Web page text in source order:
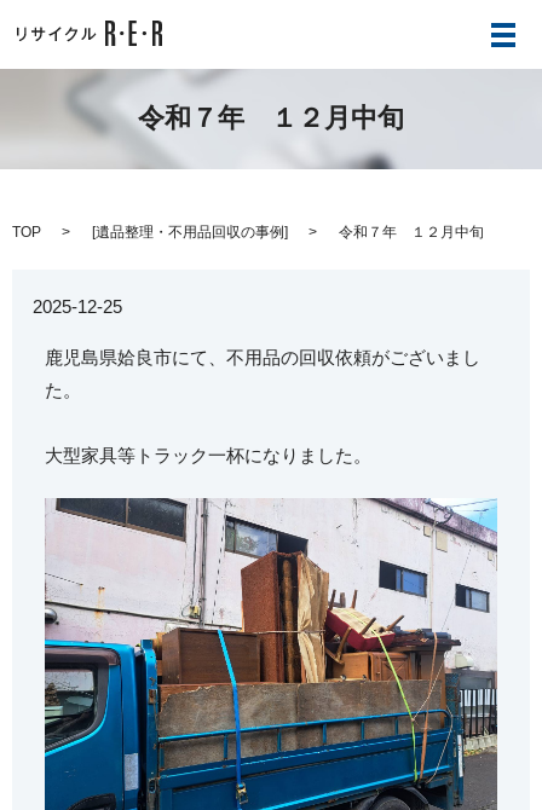
メ
令和７年 １２月中旬
TOP [遺品整理・不用品回収の事例] 令和７年 １２月中旬
2025-12-25
鹿児島県姶良市にて、不用品の回収依頼がございまし
た。
大型家具等トラック一杯になりました。